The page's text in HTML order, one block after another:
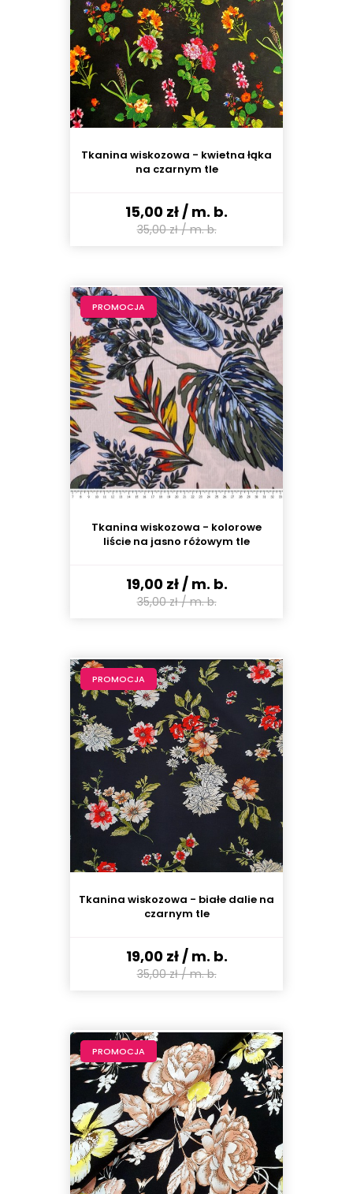
Tkanina wiskozowa - kwietna łąka
na czarnym tle
15,00 zł / m. b.
35,00 zł/ m. b.
Tkanina wiskozowa - kolorowe
liście na jasno różowym tle
19,00 zł/ m. b.
35,00 zł/ m. b.
PROMOCJA
Tkanina wiskozowa - białe dalie na
czarnym tle
19,00 zł/ m. b.
35,00 zł/ m. b.
PROMOCJA
PROMOCJA